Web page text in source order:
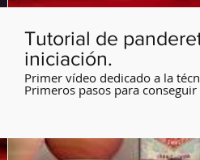
Tutorial de
iniciación.
Primer vídeo dedicado a la
Primeros pasos para
ritmos que aprenderemos